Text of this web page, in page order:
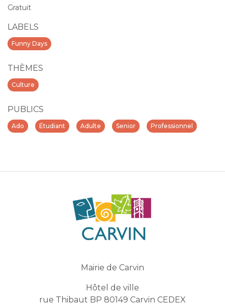
Gratuit
LABELS
Funny Days
THÈMES
Culture
PUBLICS
Ado Étudiant Adulte Senior Professionnel
Mairie de Carvin
Hôtel de ville
rue Thibaut BP 80149 Carvin CEDEX